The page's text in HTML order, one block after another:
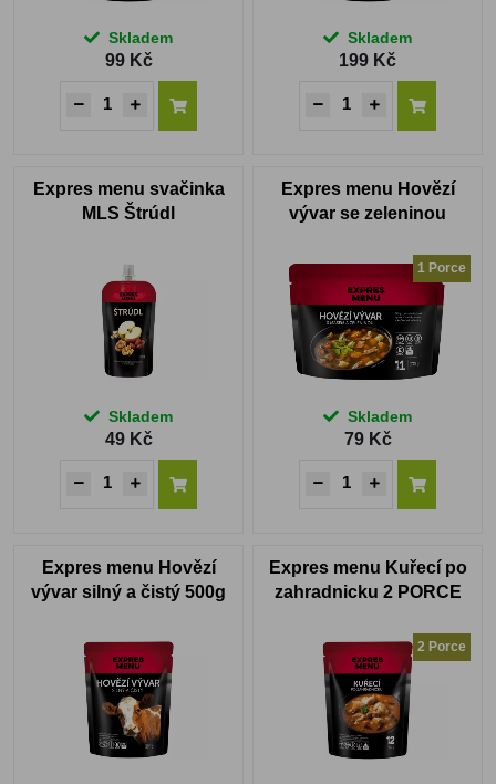
Skladem
99 Kč
Skladem
199 Kč
Expres menu svačinka
MLS Štrúdl
Skladem
49 Kč
Expres menu Hovězí
vývar se zeleninou
1 Porce
Skladem
79 Kč
Expres menu Hovězí
vývar silný a čistý 500g
Expres menu Kuřecí po
zahradnicku 2 PORCE
2 Porce